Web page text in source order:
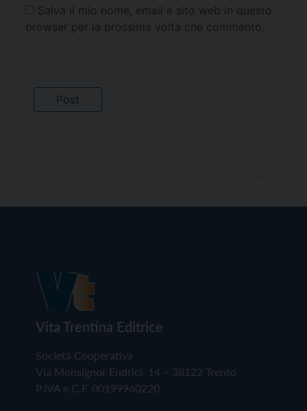
Salva il mio nome, email e sito web in questo
browser per la prossima volta che commento.
Vita Trentina Editrice
Società Cooperativa
Via Monsignor Endrici, 14 – 38122 Trento
P.IVA e C.F. 00199960220